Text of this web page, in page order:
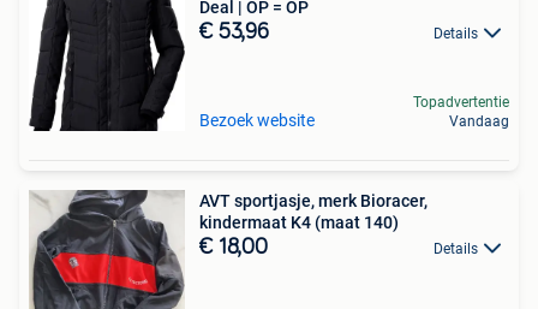
Deal | OP = OP
€ 53,96 Details
Bezoek website
Topadvertentie
Vandaag
AVT sportjasje, merk Bioracer,
kindermaat K4 (maat 140)
€ 18,00 Details